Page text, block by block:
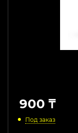
900 ₸
Под заказ